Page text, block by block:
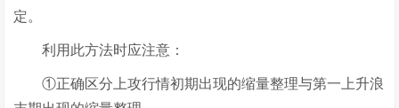
定。
利用此方法时应注意：
①正确区分上攻行情初期出现的缩量整理与第一上升浪